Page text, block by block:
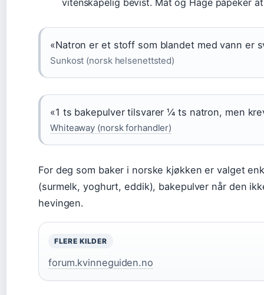
vitenskapelig bevist. Mat og Hage påpeker
«Natron er et stoff som blandet med vann er
Sunkost (norsk helsenettsted)
«1 ts bakepulver tilsvarer ¼ ts natron, men
Whiteaway (norsk forhandler)
For deg som baker i norske kjøkken er valget
(surmelk, yoghurt, eddik), bakepulver når den
hevingen.
FLERE KILDER
forum.kvinneguiden.no